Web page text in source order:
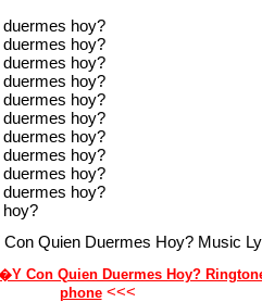
hoy?
hoy?
hoy?
hoy?
hoy?
hoy?
hoy?
hoy?
hoy?
hoy?
Quien Duermes Hoy? Music
Con Quien Duermes Hoy?
phone<<<